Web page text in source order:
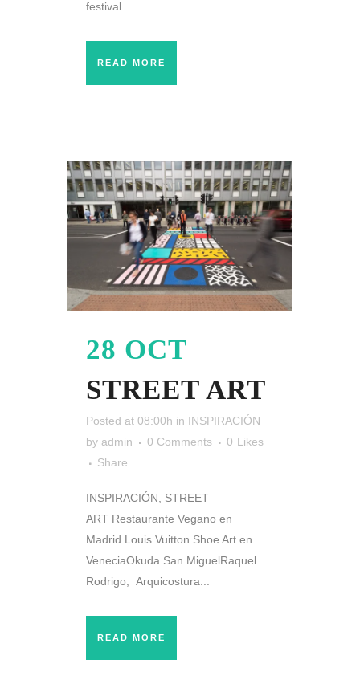
festival...
READ MORE
28 OCT
STREET ART
Posted at 08:00h in INSPIRACIÓN
by admin 0 Comments 0 Likes
Share
INSPIRACIÓN, STREET
ART Restaurante Vegano en
Madrid Louis Vuitton Shoe Art en
VeneciaOkuda San MiguelRaquel
Rodrigo, Arquicostura...
READ MORE